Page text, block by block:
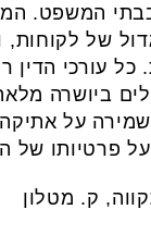
בבתי המשפט.
של לקוחות,
עורכי הדין
ביושרה
שמירה על
פרטיותו של